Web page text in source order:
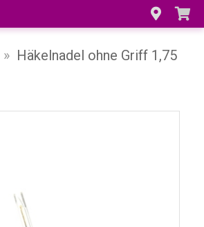
» Häkelnadel ohne Griff 1,75